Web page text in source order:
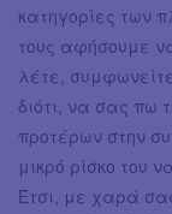
κατηγορίες των
τους αφήσουμε
λέτε,
διότι, να σας πω
προτέρων στην
μικρό ρίσκο του
Έτσι, με χαρά